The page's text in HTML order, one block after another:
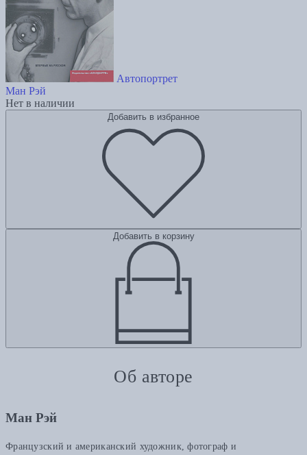
Автопортрет
Ман Рэй
Нет в наличии
Добавить в избранное
Добавить в корзину
Об авторе
Ман Рэй
Французский и американский художник, фотограф и